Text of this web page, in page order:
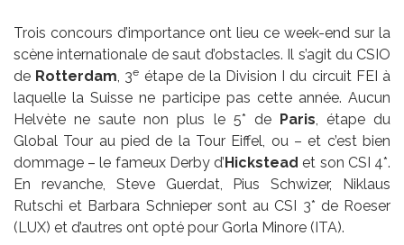
Trois concours d’importance ont lieu ce week-end sur la
scène internationale de saut d’obstacles. Il s’agit du CSIO
de Rotterdam, 3e étape de la Division I du circuit FEI à
laquelle la Suisse ne participe pas cette année. Aucun
Helvète ne saute non plus le 5* de
Paris, étape du
Global Tour au pied de la Tour Eiffel, ou – et c’est bien
dommage – le fameux Derby d’ Hicksteadet son CSI 4*.
En revanche, Steve Guerdat, Pius Schwizer, Niklaus
Rutschi et Barbara Schnieper sont au CSI 3* de Roeser
(LUX) et d’autres ont opté pour Gorla Minore (ITA).